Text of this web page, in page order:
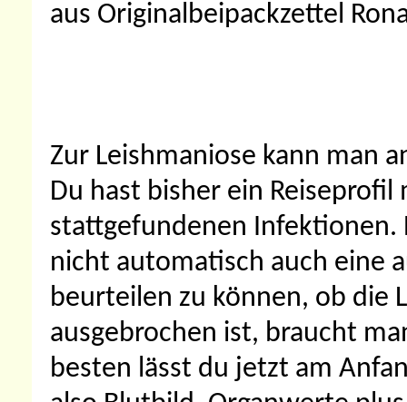
aus Originalbeipackzettel
Zur Leishmaniose kann man
Du hast bisher ein Reiseprofil
stattgefundenen
nicht automatisch auch eine
beurteilen zu können, ob die
ausgebrochen ist, braucht
besten lässt du jetzt am